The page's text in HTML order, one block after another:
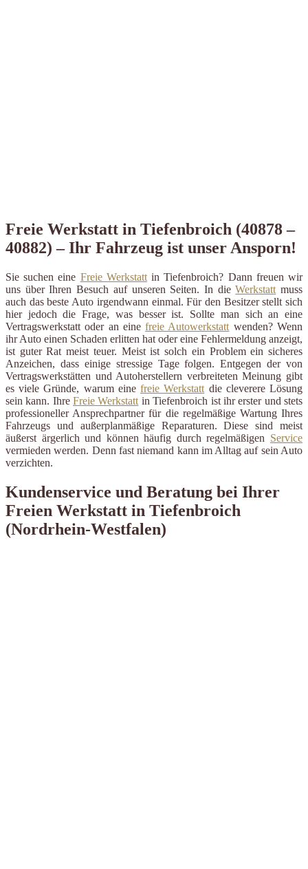
Freie Werkstatt in Tiefenbroich (40878 –
40882) – Ihr Fahrzeug ist unser Ansporn!
Sie suchen eine Freie Werkstattin Tiefenbroich? Dann freuen wir
uns über Ihren Besuch auf unseren Seiten. In dieWerkstatt muss
auch das beste Auto irgendwann einmal. Für den Besitzer stellt sich
hier jedoch die Frage, was besser ist. Sollte man sich an eine
Vertragswerkstatt oder an einefreie Autowerkstatt wenden? Wenn
ihr Auto einen Schaden erlitten hat oder eine Fehlermeldung anzeigt,
ist guter Rat meist teuer. Meist ist solch ein Problem ein sicheres
Anzeichen, dass einige stressige Tage folgen. Entgegen der von
Vertragswerkstätten und Autoherstellern verbreiteten Meinung gibt
es viele Gründe, warum einefreie Werkstatt die cleverere Lösung
sein kann. IhreFreie Werkstatt in Tiefenbroich ist ihr erster und stets
professioneller Ansprechpartner für die regelmäßige Wartung Ihres
Fahrzeugs und außerplanmäßige Reparaturen. Diese sind meist
äußerst ärgerlich und können häufig durch regelmäßigen Service
vermieden werden. Denn fast niemand kann im Alltag auf sein Auto
verzichten.
Kundenservice und Beratung bei Ihrer
Freien Werkstatt in Tiefenbroich
(Nordrhein-Westfalen)